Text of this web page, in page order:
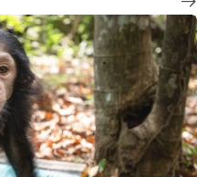
Institute Belgium, neemt
jungle van Tanzania.